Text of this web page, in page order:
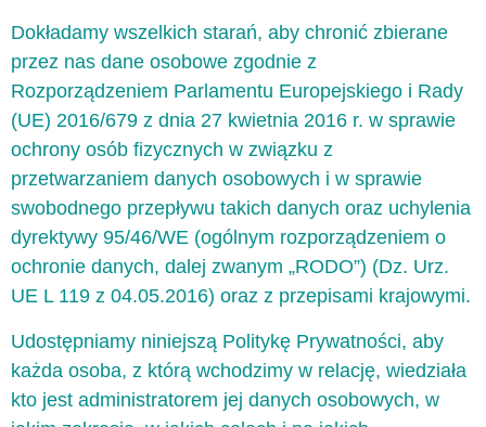
Dokładamy wszelkich starań, aby chronić zbierane
przez nas dane osobowe zgodnie z
Rozporządzeniem Parlamentu Europejskiego i Rady
(UE) 2016/679 z dnia 27 kwietnia 2016 r. w sprawie
ochrony osób fizycznych w związku z
przetwarzaniem danych osobowych i w sprawie
swobodnego przepływu takich danych oraz uchylenia
dyrektywy 95/46/WE (ogólnym rozporządzeniem o
ochronie danych, dalej zwanym „RODO”) (Dz. Urz.
UE L 119 z 04.05.2016) oraz z przepisami krajowymi.
Udostępniamy niniejszą Politykę Prywatności, aby
każda osoba, z którą wchodzimy w relację, wiedziała
kto jest administratorem jej danych osobowych, w